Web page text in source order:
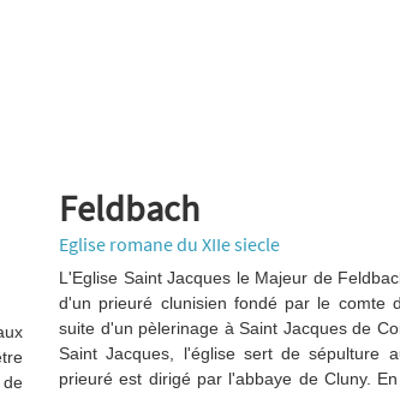
de
Feldbach
Eglise romane du XIIe siecle
L'Eglise Saint Jacques le Majeur de
d'un prieuré clunisien fondé par le comte
suite d'un pèlerinage à Saint Jacques de
Saint Jacques, l'église sert de sépulture
prieuré est dirigé par l'abbaye de Cluny.